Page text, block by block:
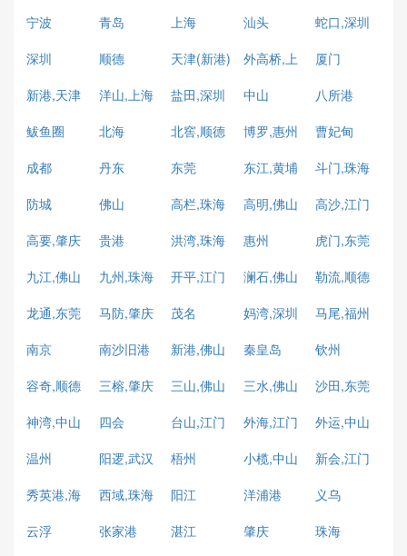
宁波
青岛 上海 汕头
蛇口,深圳
深圳
顺德 天津(新港)
外高桥,上
海
厦门
新港,天津
洋山,上海 盐田,深圳 中山
八所港
鲅鱼圈
北海 北窖,顺德 博罗,惠州
曹妃甸
成都
丹东 东莞 东江,黄埔
斗门,珠海
防城
佛山 高栏,珠海 高明,佛山
高沙,江门
高要,肇庆
贵港 洪湾,珠海 惠州
虎门,东莞
九江,佛山
九州,珠海 开平,江门 澜石,佛山
勒流,顺德
龙通,东莞
马防,肇庆 茂名 妈湾,深圳
马尾,福州
南京
南沙旧港 新港,佛山 秦皇岛
钦州
容奇,顺德
三榕,肇庆 三山,佛山 三水,佛山
沙田,东莞
神湾,中山
四会 台山,江门 外海,江门
外运,中山
温州
阳逻,武汉 梧州 小榄,中山
新会,江门
秀英港,海
西域,珠海 阳江 洋浦港
义乌
云浮
张家港 湛江 肇庆
珠海